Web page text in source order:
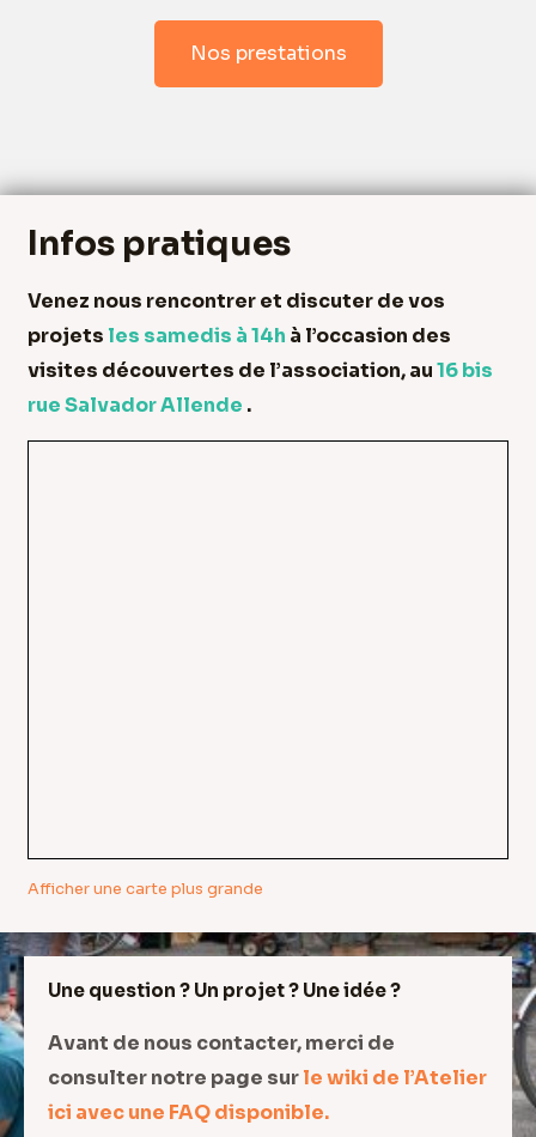
Nos prestations
Infos pratiques
Venez nous rencontrer et discuter de vos
projets les samedis à 14h à l’occasion des
visites découvertes de l’association, au16 bis
rue Salvador Allende .
Afficher une carte plus grande
Une question ? Un projet ? Une idée ?
Avant de nous contacter, merci de
consulter notre page surle wiki de l’Atelier
ici avec une FAQ disponible.